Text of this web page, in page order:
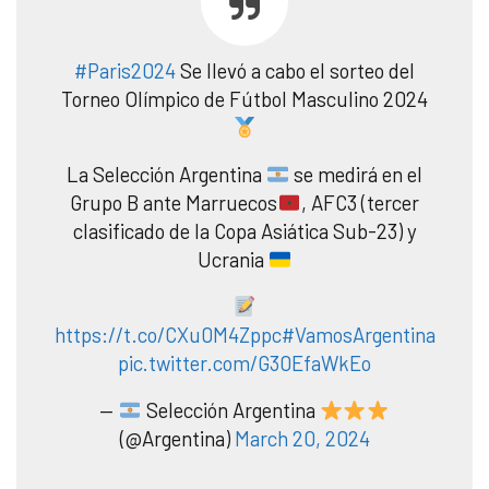
#Paris2024Se llevó a cabo el sorteo del
Torneo Olímpico de Fútbol Masculino 2024
La Selección Argentina
se medirá en el
Grupo B ante Marruecos
, AFC3 (tercer
clasificado de la Copa Asiática Sub-23) y
Ucrania
https://t.co/CXu0M4Zppc#VamosArgentina
pic.twitter.com/G30EfaWkEo
—
Selección Argentina
(@Argentina) March 20, 2024